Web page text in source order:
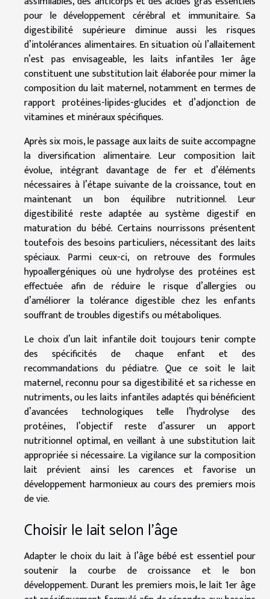
pour le développement cérébral et immunitaire. Sa
digestibilité supérieure diminue aussi les risques
d’intolérances alimentaires. En situation où l’allaitement
n’est pas envisageable, les laits infantiles 1er âge
constituent une substitution lait élaborée pour mimer la
composition du lait maternel, notamment en termes de
rapport protéines-lipides-glucides et d’adjonction de
vitamines et minéraux spécifiques.
Après six mois, le passage aux laits de suite accompagne
la diversification alimentaire. Leur composition lait
évolue, intégrant davantage de fer et d’éléments
nécessaires à l’étape suivante de la croissance, tout en
maintenant un bon équilibre nutritionnel. Leur
digestibilité reste adaptée au système digestif en
maturation du bébé. Certains nourrissons présentent
toutefois des besoins particuliers, nécessitant des laits
spéciaux. Parmi ceux-ci, on retrouve des formules
hypoallergéniques où une hydrolyse des protéines est
effectuée afin de réduire le risque d’allergies ou
d’améliorer la tolérance digestible chez les enfants
souffrant de troubles digestifs ou métaboliques.
Le choix d’un lait infantile doit toujours tenir compte
des spécificités de chaque enfant et des
recommandations du pédiatre. Que ce soit le lait
maternel, reconnu pour sa digestibilité et sa richesse en
nutriments, ou les laits infantiles adaptés qui bénéficient
d’avancées technologiques telle l’hydrolyse des
protéines, l’objectif reste d’assurer un apport
nutritionnel optimal, en veillant à une substitution lait
appropriée si nécessaire. La vigilance sur la composition
lait prévient ainsi les carences et favorise un
développement harmonieux au cours des premiers mois
de vie.
Choisir le lait selon l’âge
Adapter le choix du lait à l’âge bébé est essentiel pour
soutenir la courbe de croissance et le bon
développement. Durant les premiers mois, le lait 1er âge